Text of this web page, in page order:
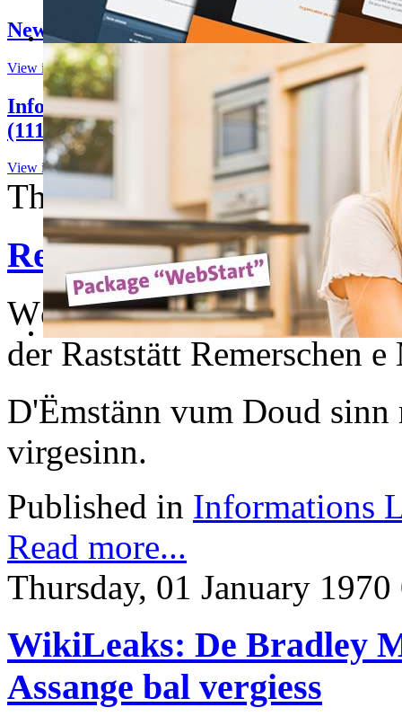
News Finance Luxembourg (146)
View items...
Informations Luxembourg et Grande
(11157)
View items...
Thursday, 01 January
Remerschen: Läich vun
Wéi d'Police matdeelt
der Raststätt Remerschen
D'Ëmstänn vum Doud sinn
virgesinn.
Published in Informations
Read more...
Thursday, 01 January
WikiLeaks: De Bradley
Assange bal vergiess